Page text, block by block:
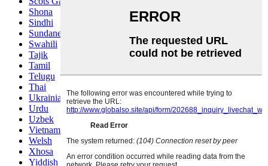
Shona
Sindhi
Sundanese
Swahili
Tajik
Tamil
Telugu
Thai
Ukrainian
Urdu
Uzbek
Vietnamese
Welsh
Xhosa
Yiddish